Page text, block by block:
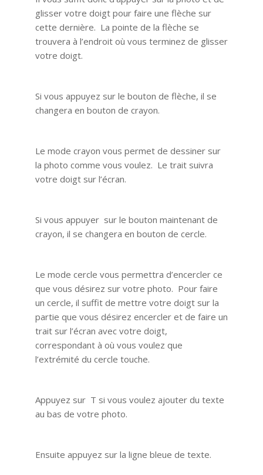
glisser votre doigt pour faire une flèche sur
cette dernière. La pointe de la flèche se
trouvera à l’endroit où vous terminez de glisser
votre doigt.
Si vous appuyez sur le bouton de flèche, il se
changera en bouton de crayon.
Le mode crayon vous permet de dessiner sur
la photo comme vous voulez. Le trait suivra
votre doigt sur l’écran.
Si vous appuyer sur le bouton maintenant de
crayon, il se changera en bouton de cercle.
Le mode cercle vous permettra d’encercler ce
que vous désirez sur votre photo. Pour faire
un cercle, il suffit de mettre votre doigt sur la
partie que vous désirez encercler et de faire un
trait sur l’écran avec votre doigt,
correspondant à où vous voulez que
l’extrémité du cercle touche.
Appuyez sur T si vous voulez ajouter du texte
au bas de votre photo.
Ensuite appuyez sur la ligne bleue de texte.